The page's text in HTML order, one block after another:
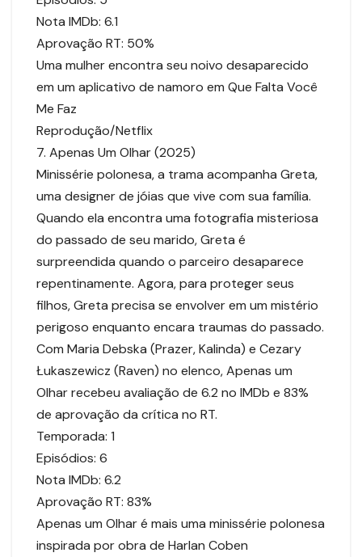
Nota IMDb: 6.1
Aprovação RT: 50%
Uma mulher encontra seu noivo desaparecido
em um aplicativo de namoro em Que Falta Você
Me Faz
Reprodução/Netflix
7. Apenas Um Olhar (2025)
Minissérie polonesa, a trama acompanha Greta,
uma designer de jóias que vive com sua família.
Quando ela encontra uma fotografia misteriosa
do passado de seu marido, Greta é
surpreendida quando o parceiro desaparece
repentinamente. Agora, para proteger seus
filhos, Greta precisa se envolver em um mistério
perigoso enquanto encara traumas do passado.
Com Maria Debska (Prazer, Kalinda) e Cezary
Łukaszewicz (Raven) no elenco, Apenas um
Olhar recebeu avaliação de 6.2 no IMDb e 83%
de aprovação da crítica no RT.
Temporada: 1
Episódios: 6
Nota IMDb: 6.2
Aprovação RT: 83%
Apenas um Olhar é mais uma minissérie polonesa
inspirada por obra de Harlan Coben